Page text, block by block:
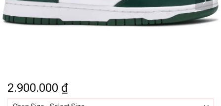
2.900.000 ₫